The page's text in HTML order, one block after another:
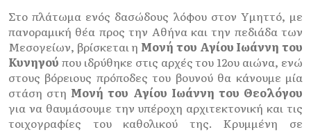
Στο πλάτωμα ενός δασώδους λόφου στον Υμηττό, με
πανοραμική θέα προς την Αθήνα και την πεδιάδα των
Μεσογείων, βρίσκεται η Μονή του Αγίου Ιωάννη του
Κυνηγού που ιδρύθηκε στις αρχές του 12ου αιώνα, ενώ
στους βόρειους πρόποδες του βουνού θα κάνουμε μία
στάση στη Μονή του Αγίου Ιωάννη του Θεολόγου
για να θαυμάσουμε την υπέροχη αρχιτεκτονική και τις
τοιχογραφίες του καθολικού της. Κρυμμένη σε